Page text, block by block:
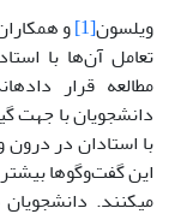
ویلسون[1]
تعامل آن‌ها با
مطالعه قرار
دانشجویان با جهت
با استادان در
این گفت‌وگوها
می­کنند.